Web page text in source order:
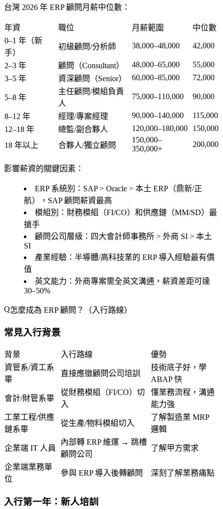
台灣 2026 年 ERP 顧問月薪中位數：
年資 職位 月薪範圍
中位數
0–1 年（新
手）
初級顧問/分析師 38,000–48,000 42,000
2–3 年 顧問（Consultant） 48,000–65,000
55,000
3–5 年
資深顧問（Senior） 60,000–85,000 72,000
5–8 年
主任顧問/模組負責
人
75,000–110,000 90,000
8–12 年 經理/專案經理 90,000–140,000
115,000
12–18 年
總監/副合夥人 120,000–180,000
150,000
18 年以上
合夥人/獨立顧問
150,000–
350,000+
200,000
影響薪資的關鍵因素：
ERP 系統別
：SAP > Oracle > 本土 ERP（鼎新/正
航），SAP 顧問薪資最高
模組別
：財務模組（FI/CO）和供應鏈（MM/SD）最
搶手
顧問公司層級 ：四大會計師事務所 > 外商 SI > 本土
SI
產業經驗 ：半導體/高科技業的 ERP 導入經驗最有價
值
英文能力 ：外商專案需全英文溝通，薪資差距可達
30–50%
怎麼成為 ERP 顧問？（入行路線）
常見入行背景
背景 入行路線
優勢
資管系/資工系
畢
直接應徵顧問公司培訓
技術底子好，學
ABAP 快
會計/財管系畢
從財務模組（FI/CO）切
入
懂業務流程，溝通
能力強
工業工程/供應
鏈系畢
從生產/物料模組切入
了解製造業 MRP
邏輯
企業端 IT 人員
內部轉 ERP 維運 → 跳槽
顧問公司
了解甲方需求
企業端業務單
位
參與 ERP 導入後轉顧問 深刻了解業務痛點
入行第一年：新人培訓